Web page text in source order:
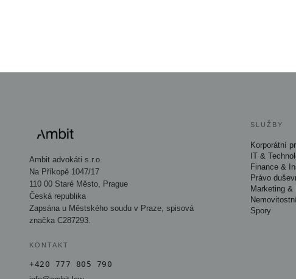
Ambit advokáti s.r.o.
Na Příkopě 1047/17
110 00 Staré Město, Prague
Česká republika
Zapsána u Městského soudu v Praze, spisová
značka C287293.
KONTAKT
+420 777 805 790
SLUŽBY
Korporátní
IT &
Finance &
Právo
Marketing &
Spory